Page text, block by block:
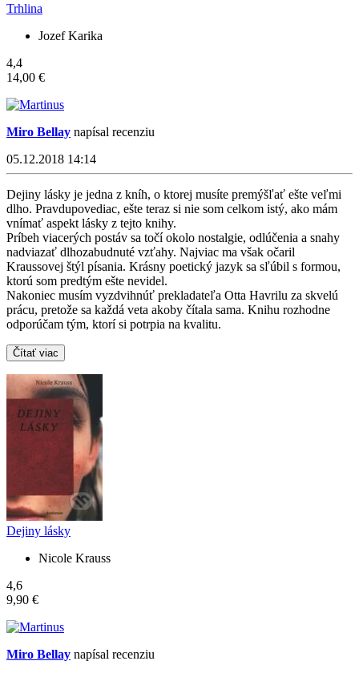
Trhlina
Jozef Karika
4,4
14,00 €
Miro Bellay napísal recenziu
05.12.2018 14:14
Dejiny lásky je jedna z kníh, o ktorej musíte premýšľať ešte veľmi
dlho. Pravdupovediac, ešte teraz si nie som celkom istý, ako mám
vnímať aspekt lásky z tejto knihy.
Príbeh viacerých postáv sa točí okolo nostalgie, odlúčenia a snahy
nadviazať dlhozabudnuté vzťahy. Najviac ma však očaril
Kraussovej štýl písania. Krásny poetický jazyk sa sľúbil s formou,
ktorú som predtým ešte nevidel.
Nakoniec musím vyzdvihnúť prekladateľa Otta Havrilu za skvelú
prácu, pretože sa každá veta akoby čítala sama. Knihu rozhodne
odporúčam tým, ktorí si potrpia na kvalitu.
Čítať viac
Dejiny lásky
Nicole Krauss
4,6
9,90 €
Miro Bellay napísal recenziu